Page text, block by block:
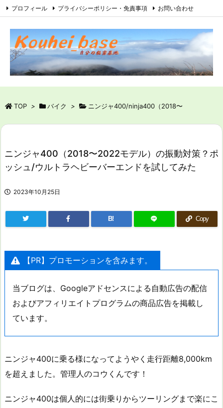
プロフィール プライバシーポリシー・免責事項 お問い合わせ
TOP > バイク > ニンジャ400/ninja400（2018〜
ニンジャ400（2018〜2022モデル）の振動対策？ポ
ッシュ/ウルトラヘビーバーエンドを試してみた
2023年10月25日
B! Copy
【PR】プロモーションを含みます。
当ブログは、Googleアドセンスによる自動広告の配信
およびアフィリエイトプログラムの商品広告を掲載し
ています。
ニンジャ400に乗る様になってようやく走行距離8,000km
を超えました。管理人のコウくんです！
ニンジャ400は個人的には街乗りからツーリングまで楽にこ